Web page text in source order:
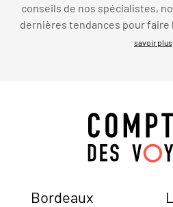
conseils de nos spécialistes,
dernières tendances pour faire
savoir plus
Bordeaux